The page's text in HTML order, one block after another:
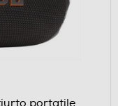
portatile